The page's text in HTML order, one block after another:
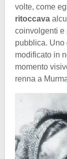
volte, come
ritoccava
coinvolgenti e
pubblica. Uno
modificato in
momento
renna a